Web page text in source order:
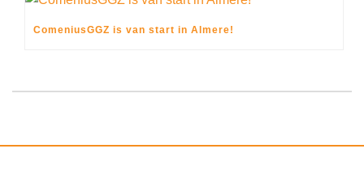
ComeniusGGZ is van start in Almere!